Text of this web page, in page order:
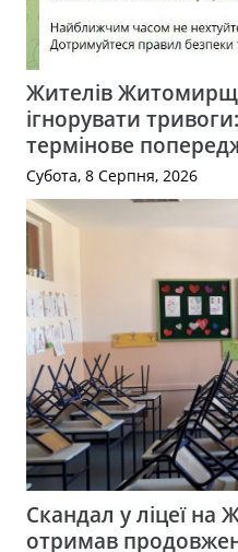
Жителів
ігнорувати
термінове
Субота, 8 Серпня, 2026
Скандал у ліцеї
отримав